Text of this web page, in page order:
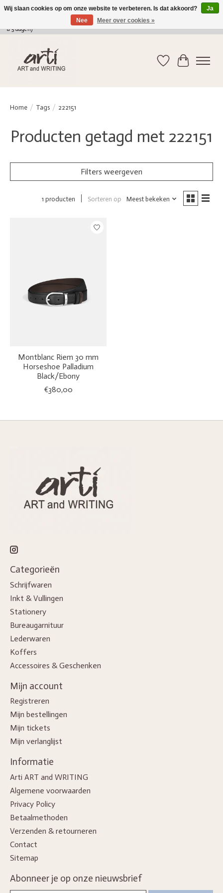
verkoop@arti-artandwriting.be/ +32 (0)471 41 82 41 / GRATIS verzending > 75 euro (2
a 5 dagen)
Verlanglijst
Home / Tags / 222151
Producten getagd met 222151
Filters weergeven
1 producten Sorteren op Meest bekeken
Montblanc Riem 30 mm
Horseshoe Palladium
Black/Ebony
€380,00
Categorieën
Schrijfwaren
Inkt & Vullingen
Stationery
Bureaugarnituur
Lederwaren
Koffers
Accessoires & Geschenken
Mijn account
Registreren
Mijn bestellingen
Mijn tickets
Mijn verlanglijst
Informatie
Arti ART and WRITING
Algemene voorwaarden
Privacy Policy
Betaalmethoden
Verzenden & retourneren
Contact
Sitemap
Abonneer je op onze nieuwsbrief
Wij slaan cookies op om onze website te verbeteren. Is dat akkoord?
Ja
Nee
Meer over cookies »